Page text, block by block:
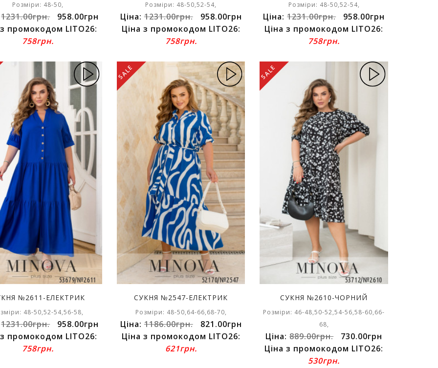
Розміри: 48-50,
1231.00грн.
958.00грн
промокодом LITO26:
758грн.
Розміри: 48-50,52-54,
Ціна:1231.00грн.
958.00грн
Ціна з промокодом LITO26:
758грн.
Розміри: 48-50,52-54,
Ціна:1231.00грн.
958.00грн
Ціна з промокодом LITO26:
758грн.
№2611-ЕЛЕКТРИК
48-50,52-54,56-58,
1231.00грн.
958.00грн
промокодом LITO26:
758грн.
SALE
СУКНЯ №2547-ЕЛЕКТРИК
Розміри: 48-50,64-66,68-70,
Ціна:1186.00грн.
821.00грн
Ціна з промокодом LITO26:
621грн.
SALE
СУКНЯ №2610-ЧОРНИЙ
Розміри: 46-48,50-52,54-56,58-60,66-
68,
Ціна:889.00грн.
730.00грн
Ціна з промокодом LITO26:
530грн.